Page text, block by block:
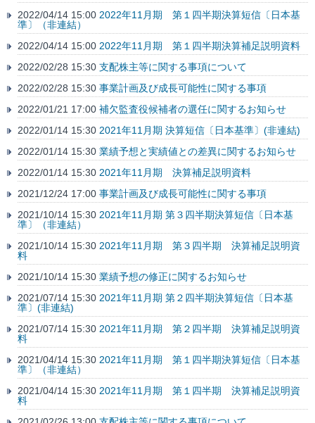
2022/04/14 15:00 2022年11月期 第１四半期決算短信〔日本基
準〕（非連結）
2022/04/14 15:00 2022年11月期 第１四半期決算補足説明資料
2022/02/28 15:30 支配株主等に関する事項について
2022/02/28 15:30 事業計画及び成長可能性に関する事項
2022/01/21 17:00 補欠監査役候補者の選任に関するお知らせ
2022/01/14 15:30 2021年11月期 決算短信〔日本基準〕(非連結)
2022/01/14 15:30 業績予想と実績値との差異に関するお知らせ
2022/01/14 15:30 2021年11月期 決算補足説明資料
2021/12/24 17:00 事業計画及び成長可能性に関する事項
2021/10/14 15:30 2021年11月期 第３四半期決算短信〔日本基
準〕（非連結）
2021/10/14 15:30 2021年11月期 第３四半期 決算補足説明資
料
2021/10/14 15:30 業績予想の修正に関するお知らせ
2021/07/14 15:30 2021年11月期 第２四半期決算短信〔日本基
準〕(非連結)
2021/07/14 15:30 2021年11月期 第２四半期 決算補足説明資
料
2021/04/14 15:30 2021年11月期 第１四半期決算短信〔日本基
準〕（非連結）
2021/04/14 15:30 2021年11月期 第１四半期 決算補足説明資
料